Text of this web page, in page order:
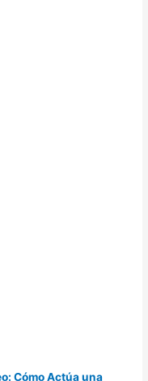
Cómo Actúa una